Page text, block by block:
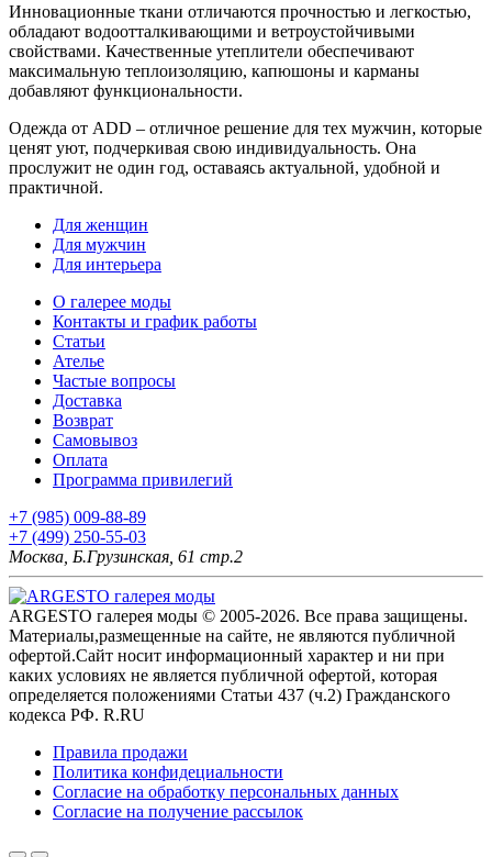
Инновационные ткани отличаются прочностью и легкостью,
обладают водоотталкивающими и ветроустойчивыми
свойствами. Качественные утеплители обеспечивают
максимальную теплоизоляцию, капюшоны и карманы
добавляют функциональности.
Одежда от ADD – отличное решение для тех мужчин, которые
ценят уют, подчеркивая свою индивидуальность. Она
прослужит не один год, оставаясь актуальной, удобной и
практичной.
Для женщин
Для мужчин
Для интерьера
О галерее моды
Контакты и график работы
Статьи
Ателье
Частые вопросы
Доставка
Возврат
Самовывоз
Оплата
Программа привилегий
+7 (985) 009-88-89
+7 (499) 250-55-03
Москва, Б.Грузинская, 61 стр.2
ARGESTO галерея моды © 2005-2026. Все права защищены.
Материалы,размещенные на сайте, не являются публичной
офертой.Сайт носит информационный характер и ни при
каких условиях не является публичной офертой, которая
определяется положениями Статьи 437 (ч.2) Гражданского
кодекса РФ. R.RU
Правила продажи
Политика конфидециальности
Согласие на обработку персональных данных
Согласие на получение рассылок